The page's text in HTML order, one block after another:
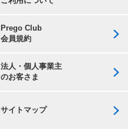
Prego Club
会員規約
法人・個人事業主
のお客さま
サイトマップ